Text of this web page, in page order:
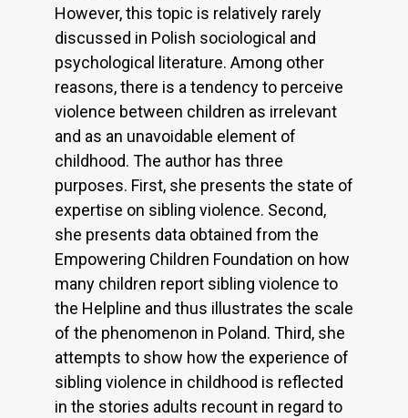
However, this topic is relatively rarely
discussed in Polish sociological and
psychological literature. Among other
reasons, there is a tendency to perceive
violence between children as irrelevant
and as an unavoidable element of
childhood. The author has three
purposes. First, she presents the state of
expertise on sibling violence. Second,
she presents data obtained from the
Empowering Children Foundation on how
many children report sibling violence to
the Helpline and thus illustrates the scale
of the phenomenon in Poland. Third, she
attempts to show how the experience of
sibling violence in childhood is reflected
in the stories adults recount in regard to